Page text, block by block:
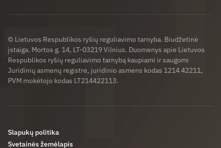
© Lietuvos Respublikos ryšių reguliavimo tarnyba. Biudžetinė
įstaiga. Mortos g. 14, LT-03219 Vilnius. Duomenys apie Lietuvos
Respublikos ryšių reguliavimo tarnybą kaupiami ir saugomi
Juridinių asmenų registre, juridinio asmens kodas 1214 42211,
PVM mokėtojo kodas LT214422113.
Slapukų politika
Svetainės žemėlapis